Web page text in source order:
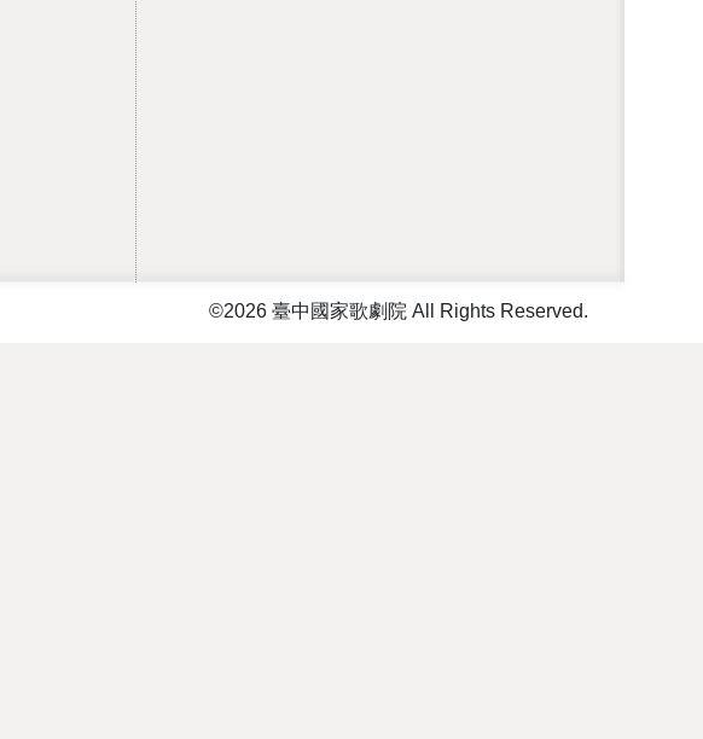
©2026 臺中國家歌劇院 All Rights Reserved.